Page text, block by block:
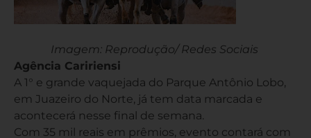
Imagem: Reprodução/ Redes Sociais
Agência Caririensi
A 1° e grande vaquejada do Parque Antônio Lobo,
em Juazeiro do Norte, já tem data marcada e
acontecerá nesse final de semana.
Com 35 mil reais em prêmios, evento contará com